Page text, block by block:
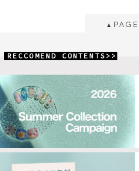
▲ PAGE
RECCOMEND CONTENTS>>